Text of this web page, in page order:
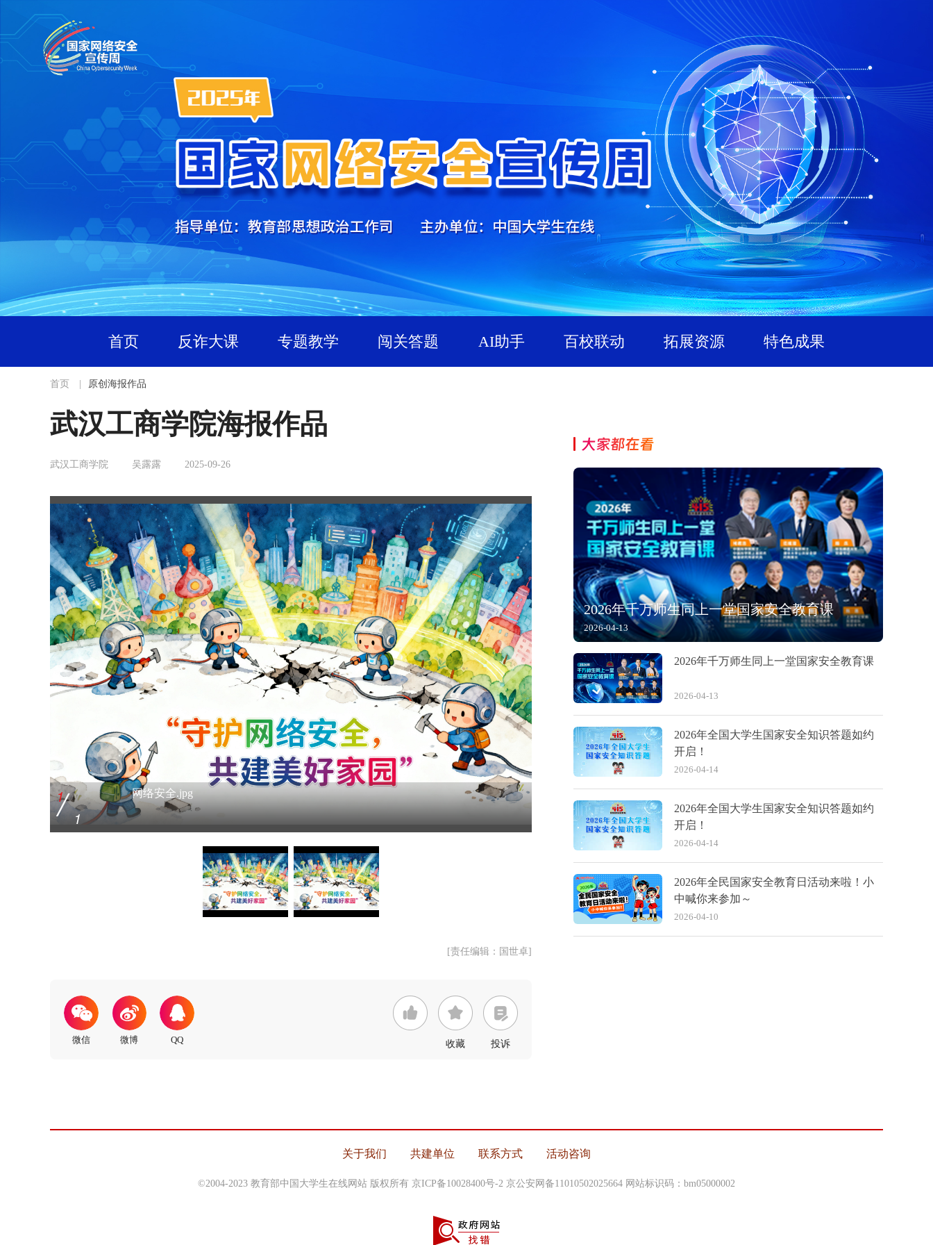
首页 反诈大课 专题教学 闯关答题 AI助手 百校联动 拓展资源 特色成果
首页 原创海报作品
武汉工商学院海报作品
武汉工商学院 吴露露 2025-09-26
1
/ 1
网络安全.jpg
1
/ 1
网络安全.jpg
[责任编辑：国世卓]
收藏 投诉
大家都在看
2026年千万师生同上一堂国家安全教育课
2026-04-13
2026年千万师生同上一堂国家安全教育课
2026-04-13
2026年全国大学生国家安全知识答题如约
开启！
2026-04-14
2026年全国大学生国家安全知识答题如约
开启！
2026-04-14
2026年全民国家安全教育日活动来啦！小
中喊你来参加～
2026-04-10
关于我们 共建单位 联系方式 活动咨询
©2004-2023 教育部中国大学生在线网站 版权所有 京ICP备10028400号-2 京公安网备11010502025664 网站标识码：bm05000002